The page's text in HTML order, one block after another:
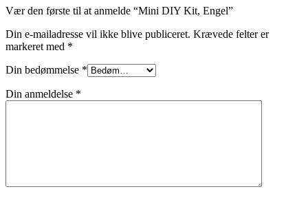
Vær den første til at anmelde “Mini DIY Kit, Engel”
Din e-mailadresse vil ikke blive publiceret. Krævede felter er
markeret med *
Din bedømmelse *
Din anmeldelse *